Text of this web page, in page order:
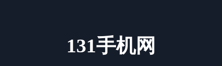
131手机网